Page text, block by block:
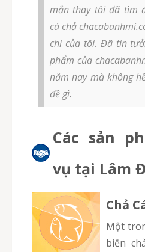
mắn thay tôi đã tìm
cá chả
chí của tôi. Đã tin
phẩm của
năm nay mà không
đề gì.
Các sản
vụ tại Lâm
Chả
Một trong những đơn vị chế
biến